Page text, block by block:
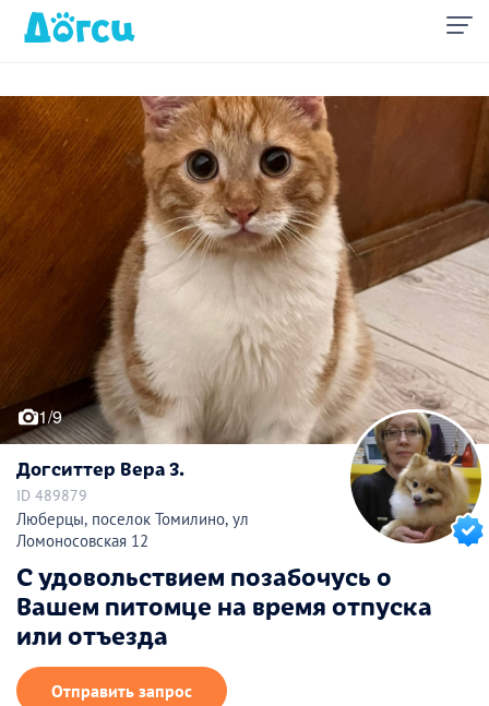
1/9
Догситтер Вера З.
ID 489879
Люберцы, поселок Томилино, ул
Ломоносовская 12
С удовольствием позабочусь о
Вашем питомце на время отпуска
или отъезда
Отправить запрос